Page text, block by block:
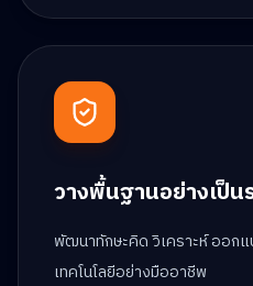
วางพื้นฐานอย่างเป็น
พัฒนาทักษะคิด วิเคราะห์ ออก
เทคโนโลยีอย่างมืออาชีพ